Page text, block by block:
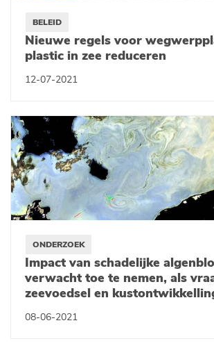
BELEID
Nieuwe regels voor
plastic in zee reduceren
12-07-2021
ONDERZOEK
Impact van schadelijke
verwacht toe te nemen, als
zeevoedsel en
08-06-2021